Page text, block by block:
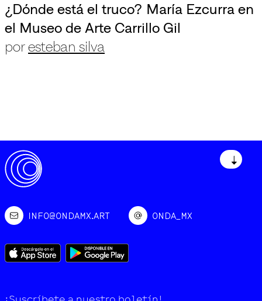
¿Dónde está el truco? María Ezcurra en
el Museo de Arte Carrillo Gil
poresteban silva
↓
INFO@ONDAMX.ART ONDA_MX